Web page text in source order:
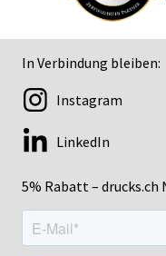
In Verbindung bleiben:
5% Rabatt –
Instagram
LinkedIn